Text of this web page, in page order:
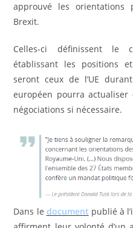
approuvé les
Brexit.
Celles-ci définissent le
établissant les positions
seront ceux de l’UE
européen pourra
négociations si nécessaire.
Dans le document publié à